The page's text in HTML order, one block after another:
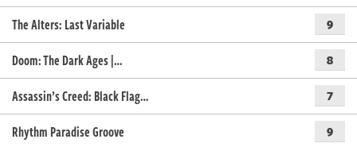
The Alters: Last Variable 9
Doom: The Dark Ages |… 8
Assassin’s Creed: Black Flag… 7
Rhythm Paradise Groove 9